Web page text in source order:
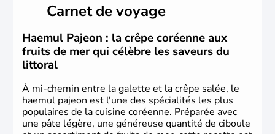
christianisme et le bouddhisme en sont les deux
principales religions. Ce pays partage sa culture avec la
Corée du Nord. Les Jeux Olympiques s’y sont déroulés en
1988, de même que la Coupe du Monde de football en
2002, en collaboration avec le Japon.
Carnet de voyage
Haemul Pajeon : la crêpe coréenne aux
fruits de mer qui célèbre les saveurs du
littoral
À mi-chemin entre la galette et la crêpe salée, le
haemul pajeon est l'une des spécialités les plus
populaires de la cuisine coréenne. Préparée avec
une pâte légère, une généreuse quantité de ciboule